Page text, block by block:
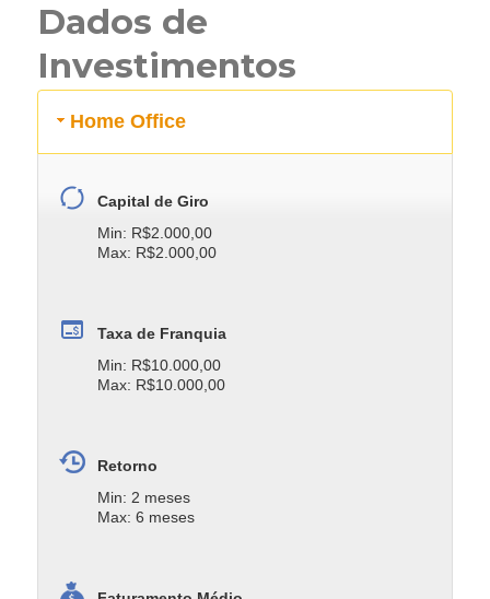
Dados de
Investimentos
Home Office
Capital de Giro
Min: R$2.000,00
Max: R$2.000,00
Taxa de Franquia
Min: R$10.000,00
Max: R$10.000,00
Retorno
Min: 2 meses
Max: 6 meses